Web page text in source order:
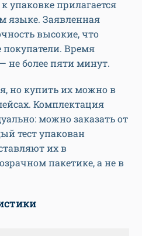
упаковке прилагается
языке. Заявленная
высокие, что
Время
не более пяти минут.
но купить их можно в
Комплектация
можно заказать от
тест упакован
их в
пакетике, а не в